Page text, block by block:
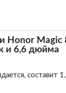
Magic
и 6,6 дюйма
составит